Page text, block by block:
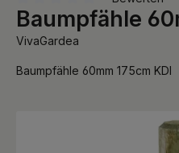
Durchschnittliche Bewertung
Baumpfähle
VivaGardea
Baumpfähle 60mm 175cm KDI